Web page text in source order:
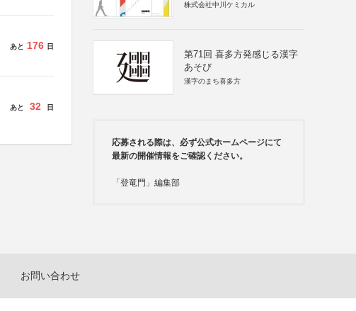
あと 176 日
あと 32 日
株式会社中川ケミカル
第71回 喜多方発感じる漢字
あそび
漢字のまち喜多方
応募される際は、必ず公式ホームページにて
最新の開催情報をご確認ください。
「登竜門」編集部
お問い合わせ